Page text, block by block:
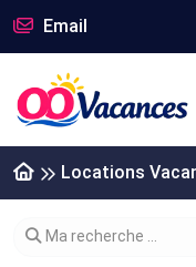
Email
Locations
Modifier votre recherche
Ma recherche ...